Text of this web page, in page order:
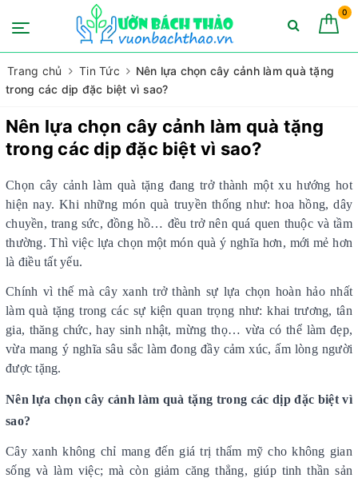
0
Trang chủ Tin Tức
Nên lựa chọn cây cảnh làm quà tặng
trong các dịp đặc biệt vì sao?
Nên lựa chọn cây cảnh làm quà tặng
trong các dịp đặc biệt vì sao?
Chọn cây cảnh làm quà tặng đang trở thành một xu hướng hot
hiện nay. Khi những món quà truyền thống như: hoa hồng, dây
chuyền, trang sức, đồng hồ… đều trở nên quá quen thuộc và tầm
thường. Thì việc lựa chọn một món quà ý nghĩa hơn, mới mẻ hơn
là điều tất yếu.
Chính vì thế mà cây xanh trở thành sự lựa chọn hoàn hảo nhất
làm quà tặng trong các sự kiện quan trọng như: khai trương, tân
gia, thăng chức, hay sinh nhật, mừng thọ… vừa có thể làm đẹp,
vừa mang ý nghĩa sâu sắc làm đong đầy cảm xúc, ấm lòng người
được tặng.
Nên lựa chọn cây cảnh làm quà tặng trong các dịp đặc biệt vì
sao?
Cây xanh không chỉ mang đến giá trị thẩm mỹ cho không gian
sống và làm việc; mà còn giảm căng thẳng, giúp tinh thần sản